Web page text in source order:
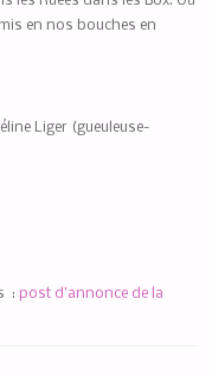
en nos bouches en
Liger (gueuleuse-
: post d’annonce de la